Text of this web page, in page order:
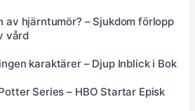
av hjärntumör? – Sjukdom förlopp
vård
karaktärer – Djup Inblick i Bok
Series – HBO Startar Episk